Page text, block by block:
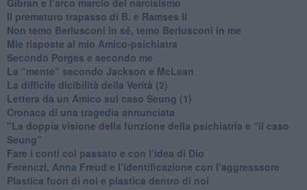
​Il prematuro trapasso di B. e Ramses II
​Non temo Berlusconi in sé, temo Berlusconi in me
​Mie risposte al mio Amico-psichiatra
​Secondo Porges e secondo me
​La “mente” secondo Jackson e McLean
La difficile dicibilità della Verità (2)
​Lettera da un Amico sul caso Seung (1)
​Cronaca di una tragedia annunciata
"​La doppia visione della funzione della psichiatria e “il caso
Seung”
​Fare i conti col passato e con l’idea di Dio
​Ferenczi, Anna Freud e l’identificazione con l’aggresssore
Plastica fuori di noi e plastica dentro di noi